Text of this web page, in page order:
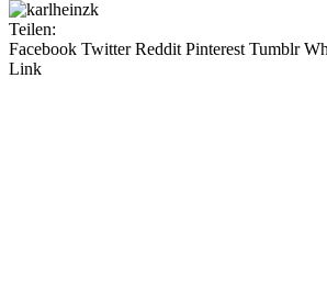
Teilen:
Facebook Twitter Reddit Pinterest Tumblr
Link